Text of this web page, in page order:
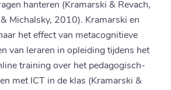
hanteren (Kramarski & Revach,
Michalsky, 2010). Kramarski en
het effect van metacognitieve
van leraren in opleiding tijdens het
training over het pedagogisch-
met ICT in de klas (Kramarski &